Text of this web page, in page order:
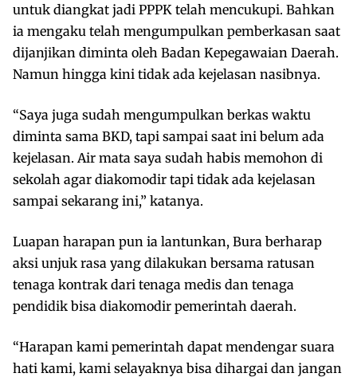
untuk diangkat jadi PPPK telah mencukupi. Bahkan
ia mengaku telah mengumpulkan pemberkasan saat
dijanjikan diminta oleh Badan Kepegawaian Daerah.
Namun hingga kini tidak ada kejelasan nasibnya.
“Saya juga sudah mengumpulkan berkas waktu
diminta sama BKD, tapi sampai saat ini belum ada
kejelasan. Air mata saya sudah habis memohon di
sekolah agar diakomodir tapi tidak ada kejelasan
sampai sekarang ini,” katanya.
Luapan harapan pun ia lantunkan, Bura berharap
aksi unjuk rasa yang dilakukan bersama ratusan
tenaga kontrak dari tenaga medis dan tenaga
pendidik bisa diakomodir pemerintah daerah.
“Harapan kami pemerintah dapat mendengar suara
hati kami, kami selayaknya bisa dihargai dan jangan